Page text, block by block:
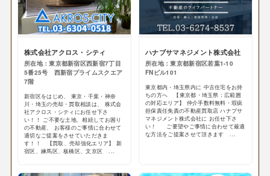
株式会社アクロス・シティ
所在地：東京都新宿区西新宿7丁目
5番25号 西新宿プライムスクエア
7階
新宿区をはじめ、 東京・千葉・神奈
川・埼玉の売却・買取相談は、 株式会
社アクロス・シティにお任せ下さ
い！！ ご不要な土地、相続してお困り
の不動産、 お客様のご事情に合わせて
適切なご提案をさせていただきま
す！！ 【買取、売却強化エリア】 新
宿区、練馬区、板橋区、文京区 ...
ハナブサマネジメント株式会社
所在地：東京都新宿区若葉1-10
FNビル101
東京都内・埼玉県内に 中古住宅をお持
ちの方へ 【東京都・埼玉県：広範囲
の対応エリア】 仲介手数料無料・瑕疵
担保責任免責の不動産買取店 ハナブサ
マネジメント株式会社に お任せ下さ
い！ ご要望やご事情に合わせて最適
な方法をご提案させて頂きます ...